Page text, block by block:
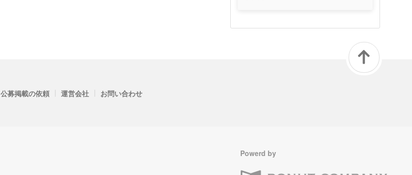
公募掲載の依頼 | 運営会社 | お問い合わせ
Powerd by